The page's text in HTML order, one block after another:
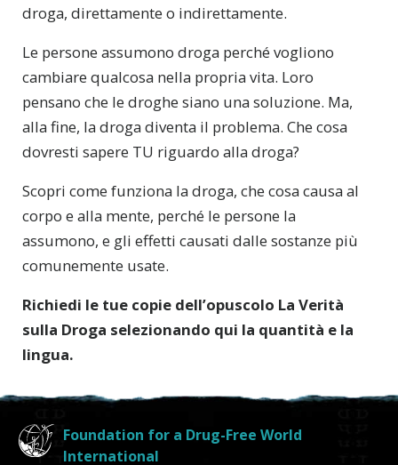
droga, direttamente o indirettamente.
Le persone assumono droga perché vogliono
cambiare qualcosa nella propria vita. Loro
pensano che le droghe siano una soluzione. Ma,
alla fine, la droga diventa il problema. Che cosa
dovresti sapere TU riguardo alla droga?
Scopri come funziona la droga, che cosa causa al
corpo e alla mente, perché le persone la
assumono, e gli effetti causati dalle sostanze più
comunemente usate.
Richiedi le tue copie dell’opuscolo La Verità
sulla Droga selezionando qui la quantità e la
lingua.
Foundation for a Drug-Free World
International